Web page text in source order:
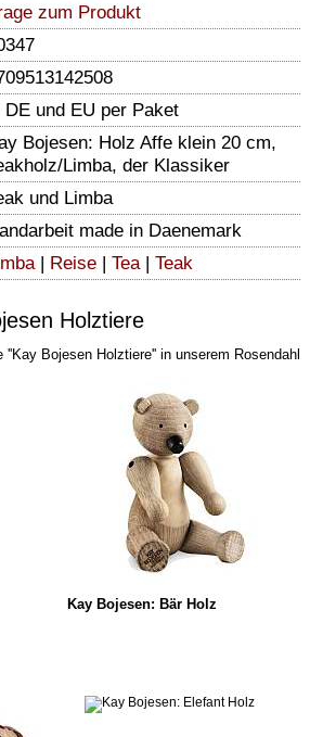
zum Produkt
DE und EU per Paket
Bojesen: Holz Affe klein 20 cm,
Limba, der Klassiker
und Limba
made in Daenemark
| Reise | Tea | Teak
Holztiere
Bojesen Holztiere'' in unserem Rosendahl
Kay Bojesen: Bär Holz